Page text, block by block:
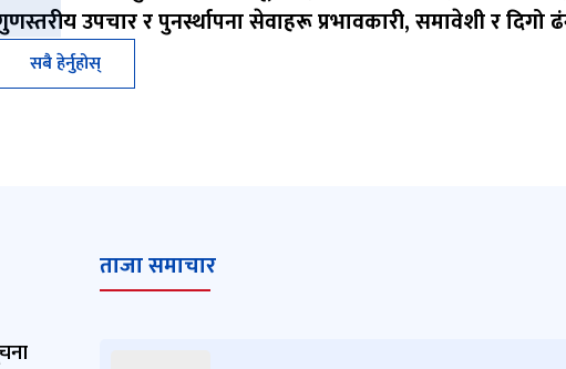
उपचार र पुनर्स्थापना सेवाहरू प्रभावकारी, समावेशी र दिगो
सबै हेर्नुहोस्
ताजा समाचार